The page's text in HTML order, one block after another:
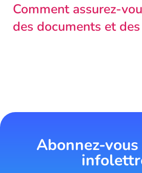
Comment assurez-
des documents et
Abonnez-